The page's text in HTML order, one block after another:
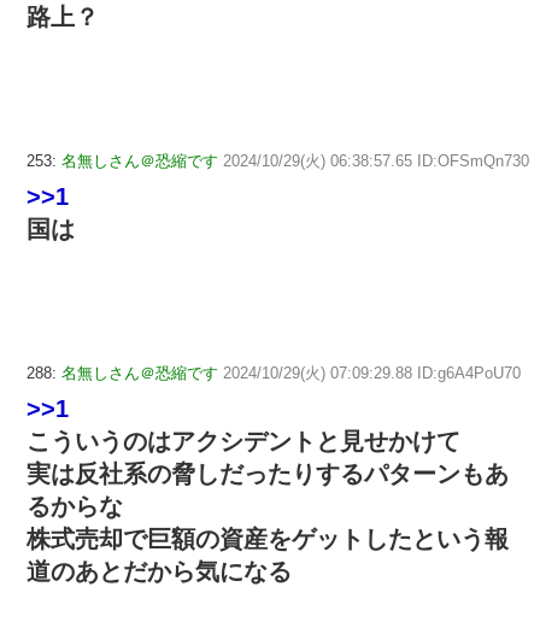
路上？
253: 名無しさん＠恐縮です 2024/10/29(火) 06:38:57.65 ID:OFSmQn730
>>1
国は
288: 名無しさん＠恐縮です 2024/10/29(火) 07:09:29.88 ID:g6A4PoU70
>>1
こういうのはアクシデントと見せかけて
実は反社系の脅しだったりするパターンもあ
るからな
株式売却で巨額の資産をゲットしたという報
道のあとだから気になる